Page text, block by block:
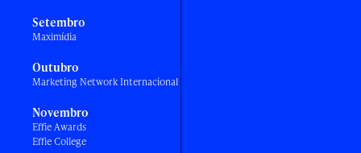
Setembro
Maximídia
Outubro
Marketing Network Internacional
Novembro
Effie Awards
Effie College